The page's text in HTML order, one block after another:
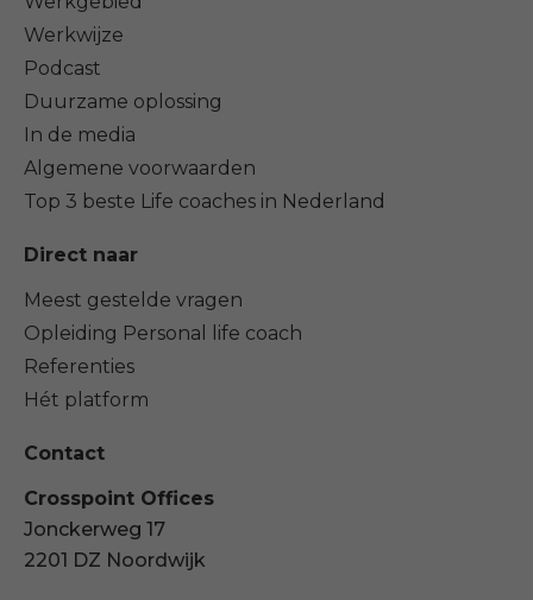
Werkwijze
Podcast
Duurzame oplossing
In de media
Algemene voorwaarden
Top 3 beste Life coaches in Nederland
Direct naar
Meest gestelde vragen
Opleiding Personal life coach
Referenties
Hét platform
Contact
Crosspoint Offices
Jonckerweg 17
2201 DZ Noordwijk